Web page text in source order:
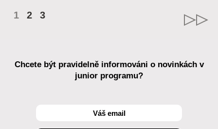
1 2 3
Chcete být pravidelně informováni o novinkách v
junior programu?